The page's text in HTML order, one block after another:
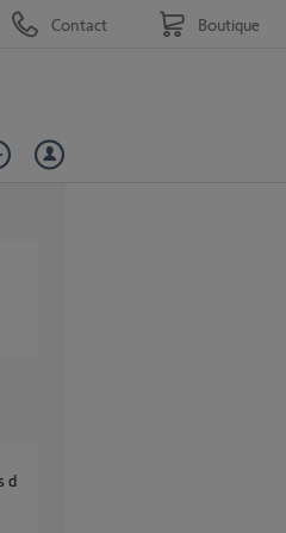
Contact Boutique